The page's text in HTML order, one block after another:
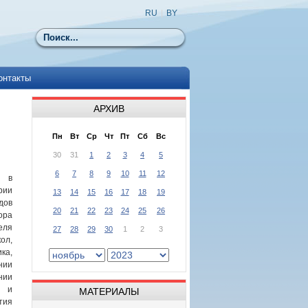
Поиск
RU BY
в
и
АРХИВ
Пн Вт Ср Чт Пт Сб Вс
30 31 1 2 3 4 5
6 7 8 9 10 11 12
13 14 15 16 17 18 19
20 21 22 23 24 25 26
27 28 29 30 1 2 3
МАТЕРИАЛЫ